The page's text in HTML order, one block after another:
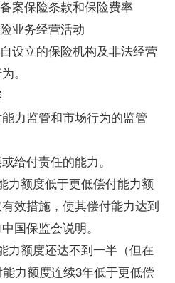
保险条款和保险费率
业务经营活动
立的保险机构及非法经营
。
监管和市场行为的监管
付责任的能力。
额度低于更低偿付能力额
效措施，使其偿付能力达到
国保监会说明。
额度还达不到一半（但在
力额度连续3年低于更低偿